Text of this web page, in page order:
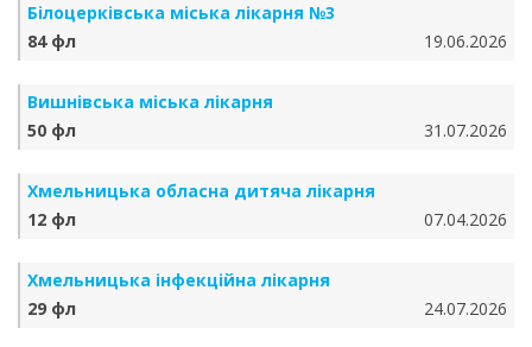
Білоцерківська міська лікарня №3
84 фл
19.06.2026
Вишнівська міська лікарня
50 фл
31.07.2026
Хмельницька обласна дитяча лікарня
12 фл
07.04.2026
Хмельницька інфекційна лікарня
29 фл
24.07.2026